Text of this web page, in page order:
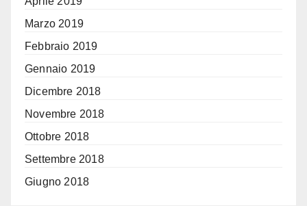
Marzo 2019
Febbraio 2019
Gennaio 2019
Dicembre 2018
Novembre 2018
Ottobre 2018
Settembre 2018
Giugno 2018